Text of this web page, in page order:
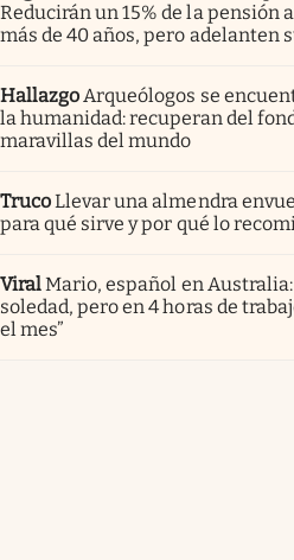
Reducirán un 15% de la pensión
más de 40 años, pero adelanten
Hallazgo Arqueólogos se
la humanidad: recuperan del
maravillas del mundo
TrucoLlevar una almendra
para qué sirve y por qué lo
ViralMario, español en
soledad, pero en 4 horas de
el mes”